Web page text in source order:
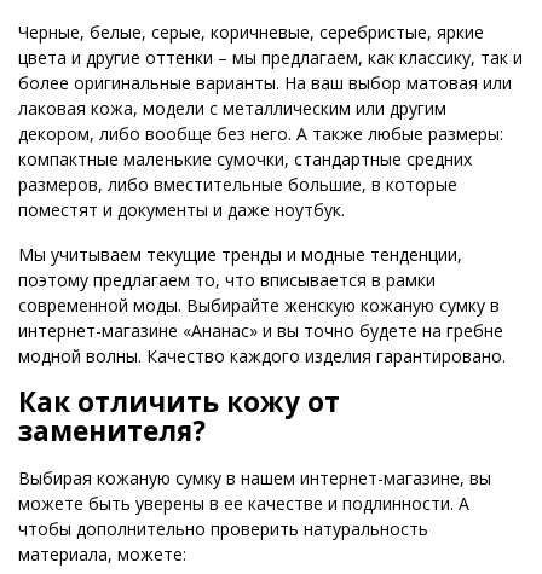
Черные, белые, серые, коричневые, серебристые, яркие
цвета и другие оттенки – мы предлагаем, как классику, так и
более оригинальные варианты. На ваш выбор матовая или
лаковая кожа, модели с металлическим или другим
декором, либо вообще без него. А также любые размеры:
компактные маленькие сумочки, стандартные средних
размеров, либо вместительные большие, в которые
поместят и документы и даже ноутбук.
Мы учитываем текущие тренды и модные тенденции,
поэтому предлагаем то, что вписывается в рамки
современной моды. Выбирайте женскую кожаную сумку в
интернет-магазине «Ананас» и вы точно будете на гребне
модной волны. Качество каждого изделия гарантировано.
Как отличить кожу от
заменителя?
Выбирая кожаную сумку в нашем интернет-магазине, вы
можете быть уверены в ее качестве и подлинности. А
чтобы дополнительно проверить натуральность
материала, можете: